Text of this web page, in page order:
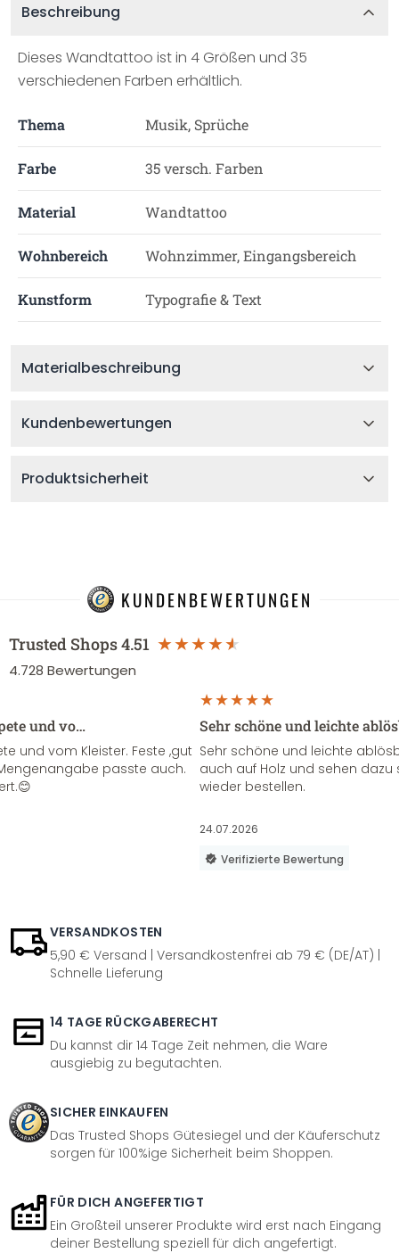
Beschreibung
Dieses Wandtattoo ist in 4 Größen und 35
verschiedenen Farben erhältlich.
Thema Musik, Sprüche
Farbe 35 versch. Farben
Material Wandtattoo
Wohnbereich Wohnzimmer, Eingangsbereich
Kunstform Typografie & Text
Materialbeschreibung
Kundenbewertungen
Produktsicherheit
KUNDENBEWERTUNGEN
Trusted Shops4.51
4.728 Bewertungen
und vo…
und vom Kleister. Feste ,gut
passte auch.
Sehr schöne und leichte
Sehr schöne und leichte
auch auf Holz und sehen
wieder bestellen.
24.07.2026
Verifizierte Bewertung
VERSANDKOSTEN
5,90 € Versand | Versandkostenfrei ab 79 € (DE/AT) |
Schnelle Lieferung
14 TAGE RÜCKGABERECHT
Du kannst dir 14 Tage Zeit nehmen, die Ware
ausgiebig zu begutachten.
SICHER EINKAUFEN
Das Trusted Shops Gütesiegel und der Käuferschutz
sorgen für 100%ige Sicherheit beim Shoppen.
FÜR DICH ANGEFERTIGT
Ein Großteil unserer Produkte wird erst nach Eingang
deiner Bestellung speziell für dich angefertigt.